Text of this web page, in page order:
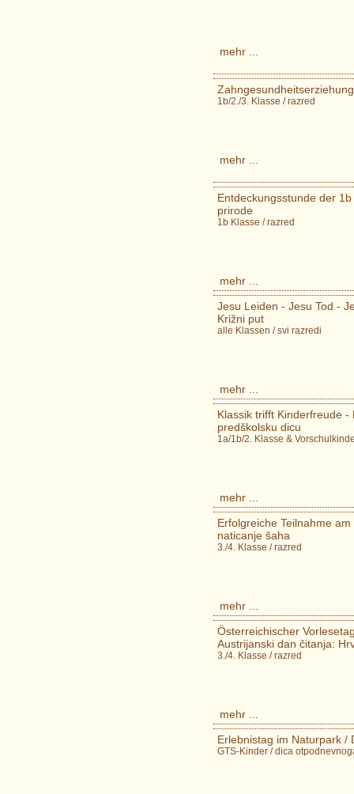
mehr ...
1b/2./3. Klasse / razred
mehr ...
Entdeckungsstunde der
prirode
1b Klasse / razred
mehr ...
Jesu Leiden - Jesu Tod -
Križni put
alle Klassen / svi razredi
mehr ...
Klassik trifft Kinderfreude
predškolsku dicu
1a/1b/2. Klasse &
mehr ...
Erfolgreiche Teilnahme
naticanje šaha
3./4. Klasse / razred
mehr ...
Österreichischer
Austrijanski dan čitanja:
3./4. Klasse / razred
mehr ...
Erlebnistag im Naturpark /
GTS-Kinder / dica